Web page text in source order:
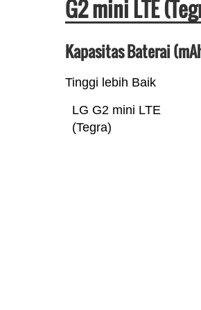
G2 mini LTE
Kapasitas Baterai
Tinggi lebih Baik
LG G2 mini LTE
(Tegra)